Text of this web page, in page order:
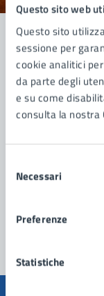
Questo sito web
Questo sito
sessione per
cookie analitici
da parte degli
e su come
consulta la nostra
delNecessari
Preferenze
Statistiche
Contatta il
Leggi le
Segnala